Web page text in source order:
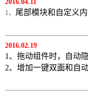
2016.04.11
1、 尾部模块和自定义
2016.02.19
1、拖动组件时，自动
2、增加一键双面和自